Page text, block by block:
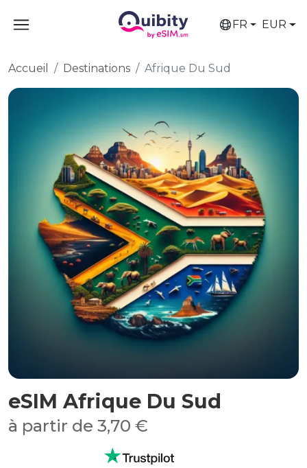
FR EUR
Accueil Destinations Afrique Du Sud
eSIM Afrique Du Sud
à partir de 3,70 €